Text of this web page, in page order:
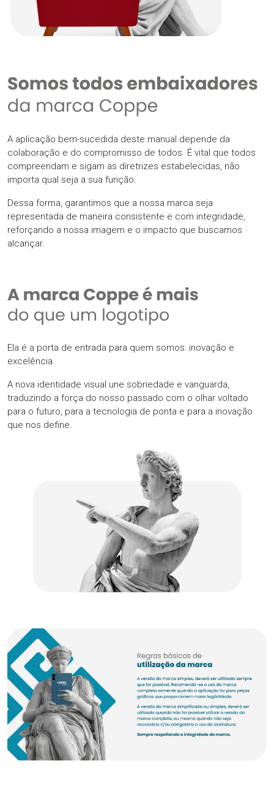
A aplicação bem-sucedida deste manual depende da
colaboração e do compromisso de todos. É vital que todos
compreendam e sigam as diretrizes estabelecidas, não
importa qual seja a sua função.
Dessa forma, garantimos que a nossa marca seja
representada de maneira consistente e com integridade,
reforçando a nossa imagem e o impacto que buscamos
alcançar.
Ela é a porta de entrada para quem somos: inovação e
excelência.
A nova identidade visual une sobriedade e vanguarda,
traduzindo a força do nosso passado com o olhar voltado
para o futuro, para a tecnologia de ponta e para a inovação
que nos define.